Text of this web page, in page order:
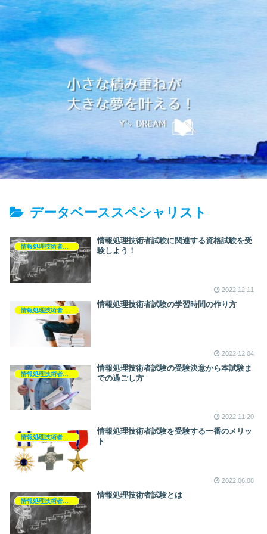
データベーススペシャリスト
情報処理技術者試験に関連する資格試験を受
験しよう！
2022.12.11
情報処理技術者試験の学習時間の作り方
2022.12.04
情報処理技術者試験の受験決意から本試験ま
での過ごし方
2022.11.20
情報処理技術者試験
情報処理技術者試験を受験する一番のメリッ
ト
2022.06.08
情報処理技術者試験とは